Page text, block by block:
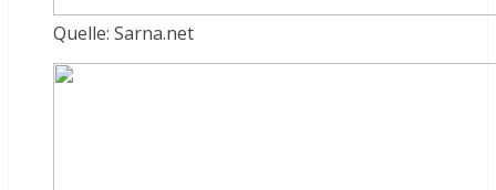
Quelle: Sarna.net